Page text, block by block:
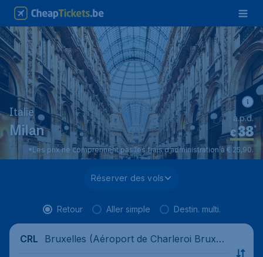
Italie
Milan €38*
à.p.d.
*Les prix ne comprennent pas les frais d’administration à € 25,90.
Réserver des vols
Retour Aller simple Destin. multi.
CRL
Bruxelles (Aéroport de Charleroi Bruxell